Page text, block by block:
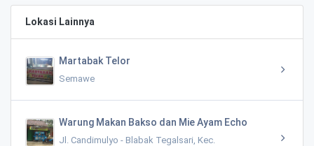
Lokasi Lainnya
Martabak Telor
Semawe
Warung Makan Bakso dan Mie Ayam Echo
Jl. Candimulyo - Blabak Tegalsari, Kec.